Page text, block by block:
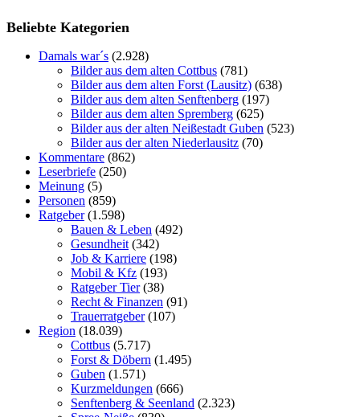
Beliebte Kategorien
Damals war´s (2.928)
Bilder aus dem alten Cottbus (781)
Bilder aus dem alten Forst (Lausitz) (638)
Bilder aus dem alten Senftenberg (197)
Bilder aus dem alten Spremberg (625)
Bilder aus der alten Neißestadt Guben (523)
Bilder aus der alten Niederlausitz (70)
Kommentare (862)
Leserbriefe (250)
Meinung (5)
Personen (859)
Ratgeber(1.598)
Bauen & Leben (492)
Gesundheit (342)
Job & Karriere (198)
Mobil & Kfz (193)
Ratgeber Tier(38)
Recht & Finanzen (91)
Trauerratgeber(107)
Region (18.039)
Cottbus (5.717)
Forst & Döbern (1.495)
Guben (1.571)
Kurzmeldungen (666)
Senftenberg & Seenland (2.323)